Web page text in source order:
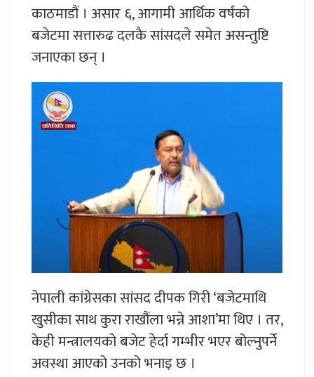
काठमाडौं । असार ६, आगामी आर्थिक वर्षको
बजेटमा सत्तारुढ दलकै सांसदले समेत असन्तुष्टि
जनाएका छन् ।
नेपाली कांग्रेसका सांसद दीपक गिरी ‘बजेटमाथि
खुसीका साथ कुरा राखौंला भन्ने आशा’मा थिए । तर,
केही मन्त्रालयको बजेट हेर्दा गम्भीर भएर बोल्नुपर्ने
अवस्था आएको उनको भनाइ छ ।